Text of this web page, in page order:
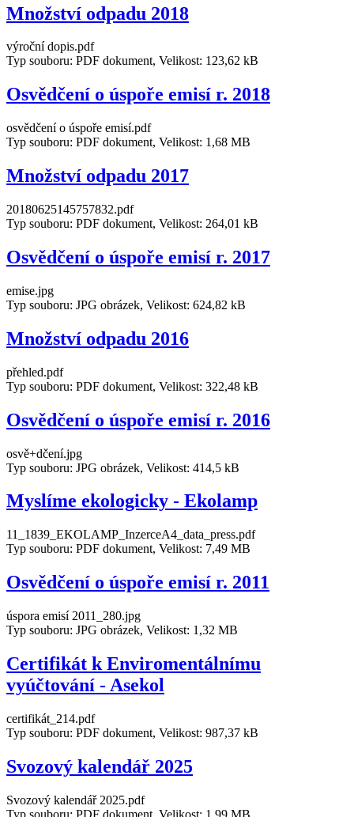
Množství odpadu 2018
výroční dopis.pdf
Typ souboru: PDF dokument, Velikost: 123,62 kB
Osvědčení o úspoře emisí r. 2018
osvědčení o úspoře emisí.pdf
Typ souboru: PDF dokument, Velikost: 1,68 MB
Množství odpadu 2017
20180625145757832.pdf
Typ souboru: PDF dokument, Velikost: 264,01 kB
Osvědčení o úspoře emisí r. 2017
emise.jpg
Typ souboru: JPG obrázek, Velikost: 624,82 kB
Množství odpadu 2016
přehled.pdf
Typ souboru: PDF dokument, Velikost: 322,48 kB
Osvědčení o úspoře emisí r. 2016
osvě+dčení.jpg
Typ souboru: JPG obrázek, Velikost: 414,5 kB
Myslíme ekologicky - Ekolamp
11_1839_EKOLAMP_InzerceA4_data_press.pdf
Typ souboru: PDF dokument, Velikost: 7,49 MB
Osvědčení o úspoře emisí r. 2011
úspora emisí 2011_280.jpg
Typ souboru: JPG obrázek, Velikost: 1,32 MB
Certifikát k Enviromentálnímu
vyúčtování - Asekol
certifikát_214.pdf
Typ souboru: PDF dokument, Velikost: 987,37 kB
Svozový kalendář 2025
Svozový kalendář 2025.pdf
Typ souboru: PDF dokument, Velikost: 1,99 MB